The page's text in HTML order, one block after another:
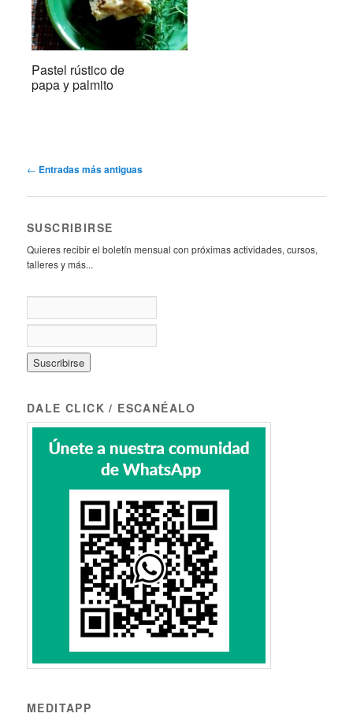
Pastel rústico de
papa y palmito
Navegación
entradas
← Entradas más antiguas
SUSCRIBIRSE
Quieres recibir el boletín mensual con próximas actividades, cursos,
talleres y más...
DALE CLICK / ESCANÉALO
MEDITAPP